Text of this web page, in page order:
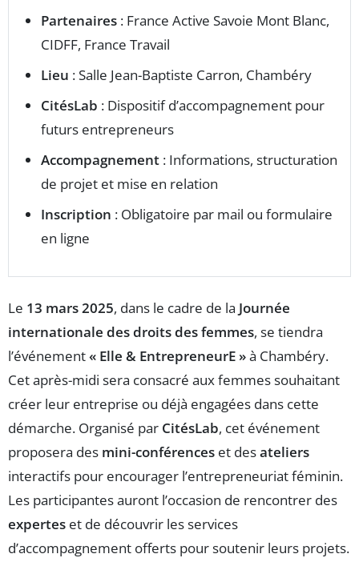
Partenaires : France Active Savoie Mont Blanc,
CIDFF, France Travail
Lieu : Salle Jean-Baptiste Carron, Chambéry
CitésLab : Dispositif d’accompagnement pour
futurs entrepreneurs
Accompagnement : Informations, structuration
de projet et mise en relation
Inscription : Obligatoire par mail ou formulaire
en ligne
Le 13 mars 2025, dans le cadre de la Journée
internationale des droits des femmes, se tiendra
l’événement« Elle & EntrepreneurE »à Chambéry.
Cet après-midi sera consacré aux femmes souhaitant
créer leur entreprise ou déjà engagées dans cette
démarche. Organisé par CitésLab, cet événement
proposera des mini-conférences et desateliers
interactifs pour encourager l’entrepreneuriat féminin.
Les participantes auront l’occasion de rencontrer des
expertes et de découvrir les services
d’accompagnement offerts pour soutenir leurs projets.